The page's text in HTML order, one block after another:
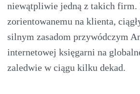
niewątpliwie jedną z takich firm.
zorientowanemu na klienta,
silnym zasadom przywódczym
internetowej księgarni na
zaledwie w ciągu kilku dekad.